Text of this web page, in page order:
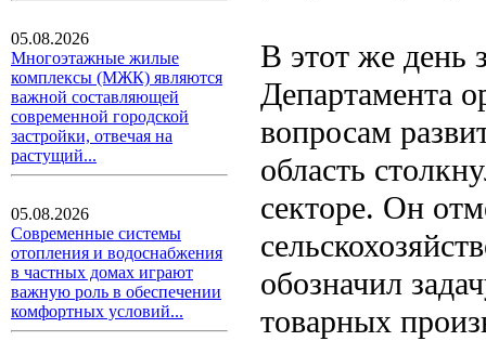
05.08.2026
Многоэтажные жилые
комплексы (МЖК) являются
важной составляющей
современной городской
застройки, отвечая на
растущий...
05.08.2026
Современные системы
отопления и водоснабжения
в частных домах играют
важную роль в обеспечении
комфортных условий...
В этот же день
Департамента
вопросам
область
секторе. Он
обозначил
товарных